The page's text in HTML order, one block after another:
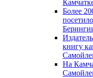
Более
книгу
На